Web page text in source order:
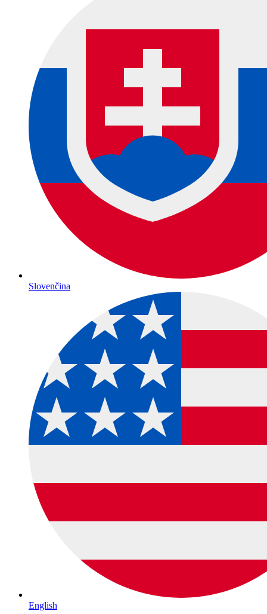
Slovenčina
English